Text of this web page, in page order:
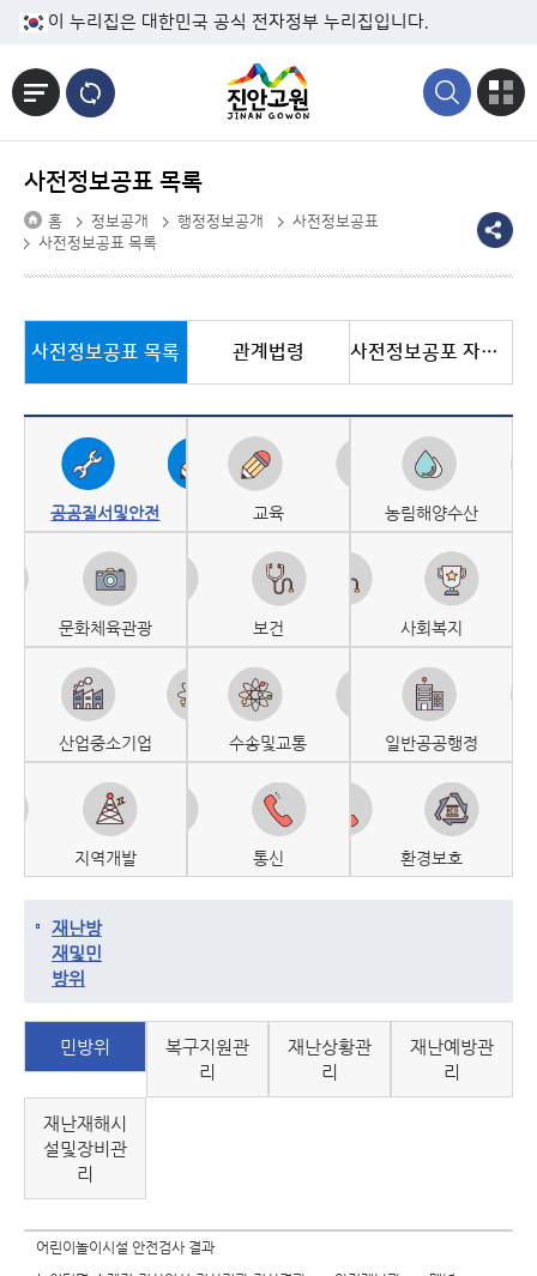
본문바로가기
이 누리집은 대한민국 공식 전자정부 누리집입니다.
사전정보공표 목록
홈 정보공개 행정정보공개
사전정보공표
사전정보공표 목록
사전정보공표 목록 관계법령 사전정보공포 자료실
공공질서및안전 교육 농림해양수산
문화체육관광 보건 사회복지
산업중소기업 수송및교통 일반공공행정
지역개발 통신 환경보호
재난방
재및민
방위
민방위
복구지원관
리
재난상황관
리
재난예방관
리
재난재해시
설및장비관
리
어린이놀이시설 안전검사 결과